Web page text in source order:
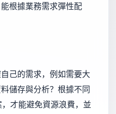
根據業務需求彈性配
己的需求，例如需要大
儲存與分析？根據不同
才能避免資源浪費，並